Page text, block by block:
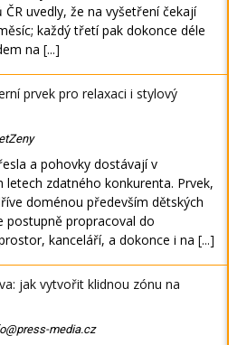
ČR uvedly, že na vyšetření čekají
každý třetí pak dokonce déle
na [...]
prvek pro relaxaci i stylový
a pohovky dostávají v
letech zdatného konkurenta. Prvek,
doménou především dětských
postupně propracoval do
kanceláří, a dokonce i na [...]
jak vytvořit klidnou zónu na
media.cz